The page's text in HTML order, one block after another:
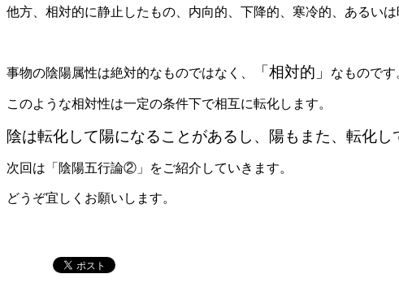
他方、相対的に静止したもの、内向的、下降的、寒冷的、あるいは
事物の陰陽属性は絶対的なものではなく、 「相対的」 なものです
このような相対性は一定の条件下で相互に転化します。
陰は転化して陽になることがあるし、陽もまた、転化し
次回は「陰陽五行論②」をご紹介していきます。
どうぞ宜しくお願いします。